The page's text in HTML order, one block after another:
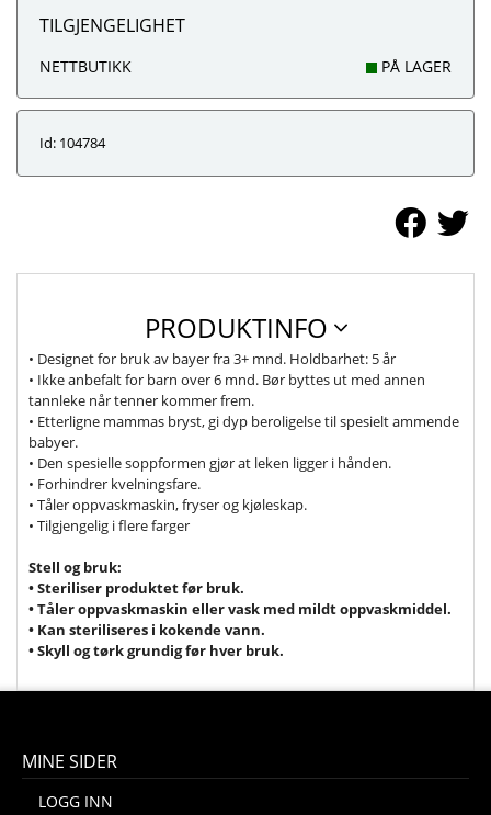
TILGJENGELIGHET
NETTBUTIKK PÅ LAGER
Id: 104784
PRODUKTINFO
• Designet for bruk av bayer fra 3+ mnd. Holdbarhet: 5 år
• Ikke anbefalt for barn over 6 mnd. Bør byttes ut med annen
tannleke når tenner kommer frem.
• Etterligne mammas bryst, gi dyp beroligelse til spesielt ammende
babyer.
• Den spesielle soppformen gjør at leken ligger i hånden.
• Forhindrer kvelningsfare.
• Tåler oppvaskmaskin, fryser og kjøleskap.
• Tilgjengelig i flere farger
Stell og bruk:
• Steriliser produktet før bruk.
• Tåler oppvaskmaskin eller vask med mildt oppvaskmiddel.
• Kan steriliseres i kokende vann.
• Skyll og tørk grundig før hver bruk.
MINE SIDER
LOGG INN